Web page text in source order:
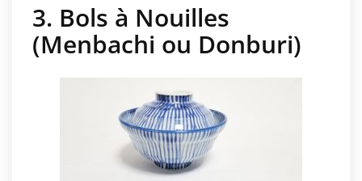
3. Bols à Nouilles
(Menbachi ou Donburi)